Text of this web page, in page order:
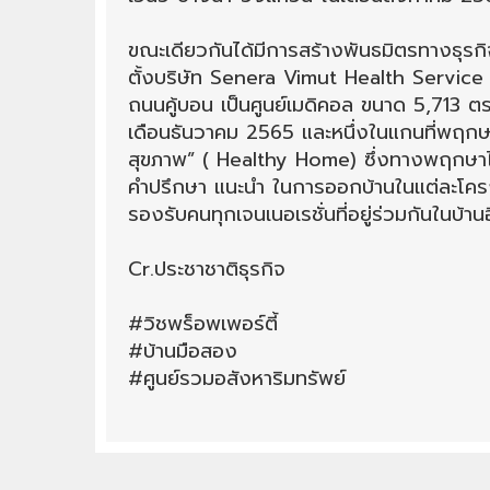
ขณะเดียวกันได้มีการสร้างพันธมิตรทางธุร
ตั้งบริษัท Senera Vimut Health Service
ถนนคู้บอน เป็นศูนย์เมดิคอล ขนาด 5,713
เดือนธันวาคม 2565 และหนึ่งในแกนที่พฤก
สุขภาพ” ( Healthy Home) ซึ่งทางพฤกษา
คำปรึกษา แนะนำ ในการออกบ้านในแต่ละโ
รองรับคนทุกเจนเนอเรชั่นที่อยู่ร่วมกันในบ้า
Cr.ประชาชาติธุรกิจ
#วิชพร็อพเพอร์ตี้
#บ้านมือสอง
#ศูนย์รวมอสังหาริมทรัพย์